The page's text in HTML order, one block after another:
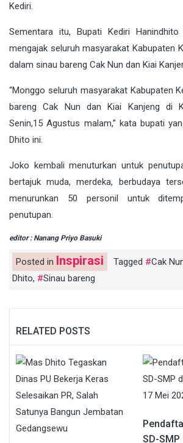
Kediri.
Sementara itu, Bupati Kediri Hanindhito
mengajak seluruh masyarakat Kabupaten
dalam sinau bareng Cak Nun dan Kiai
“Monggo seluruh masyarakat Kabupaten
bareng Cak Nun dan Kiai Kanjeng di
Senin,15 Agustus malam,” kata bupati
Dhito ini.
Joko kembali menuturkan untuk
bertajuk muda, merdeka, berbudaya
menurunkan 50 personil untuk
penutupan.
editor : Nanang Priyo Basuki
Posted in Inspirasi Tagged Cak
Dhito, Sinau bareng
RELATED POSTS
SD-